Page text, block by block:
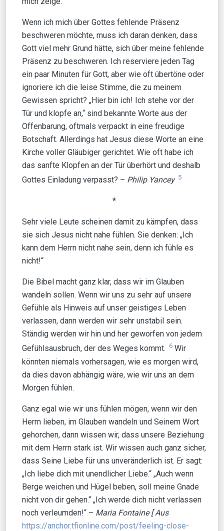
Wenn ich mich über Gottes fehlende Präsenz
beschweren möchte, muss ich daran denken, dass
Gott viel mehr Grund hätte, sich über meine fehlende
Präsenz zu beschweren. Ich reserviere jeden Tag
ein paar Minuten für Gott, aber wie oft übertöne oder
ignoriere ich die leise Stimme, die zu meinem
Gewissen spricht? „Hier bin ich! Ich stehe vor der
Tür und klopfe an,“ sind bekannte Worte aus der
Offenbarung, oftmals verpackt in eine freudige
Botschaft. Allerdings hat Jesus diese Worte an eine
Kirche voller Gläubiger gerichtet. Wie oft habe ich
das sanfte Klopfen an der Tür überhört und deshalb
Gottes Einladung verpasst? – Philip Yancey 5
*
Sehr viele Leute scheinen damit zu kämpfen, dass
sie sich Jesus nicht nahe fühlen. Sie denken: „Ich
kann dem Herrn nicht nahe sein, denn ich fühle es
nicht!“
Die Bibel macht ganz klar, dass wir im Glauben
wandeln sollen. Wenn wir uns zu sehr auf unsere
Gefühle als Hinweis auf unser geistiges Leben
verlassen, dann werden wir sehr unstabil sein.
Ständig werden wir hin und her geworfen von jedem
Gefühlsausbruch, der des Weges kommt. 6 Wir
könnten niemals vorhersagen, wie es morgen wird,
da dies davon abhängig wäre, wie wir uns an dem
Morgen fühlen.
Ganz egal wie wir uns fühlen mögen, wenn wir den
Herrn lieben, im Glauben wandeln und Seinem Wort
gehorchen, dann wissen wir, dass unsere Beziehung
mit dem Herrn stark ist. Wir wissen auch ganz sicher,
dass Seine Liebe für uns unveränderlich ist. Er sagt:
„Ich liebe dich mit unendlicher Liebe.“ „Auch wenn
Berge weichen und Hügel beben, soll meine Gnade
nicht von dir gehen.“ „Ich werde dich nicht verlassen
noch verleumden!“ – Maria Fontaine [ Aus
https://anchor.tfionline.com/post/feeling-close-